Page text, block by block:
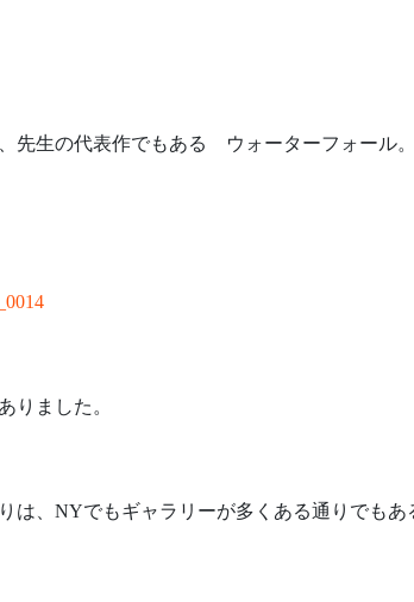
先生の代表作でもある ウォーターフォール。
りました。
は、NYでもギャラリーが多くある通りでもあ